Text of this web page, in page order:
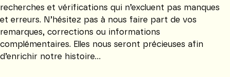
recherches et vérifications qui n’excluent pas manques
et erreurs. N’hésitez pas à nous faire part de vos
remarques, corrections ou informations
complémentaires. Elles nous seront précieuses afin
d’enrichir notre histoire…